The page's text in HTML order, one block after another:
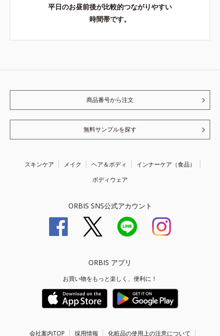
平日のお昼前後が比較的つながりやすい
時間帯です。
商品番号から注文
無料サンプルを探す
スキンケア メイク ヘア＆ボディ
インナーケア（食品）
ボディウェア
ORBIS SNS公式アカウント
ORBIS アプリ
お買い物をもっと楽しく、便利に！
会社案内TOP 採用情報 化粧品の使用上の注意について